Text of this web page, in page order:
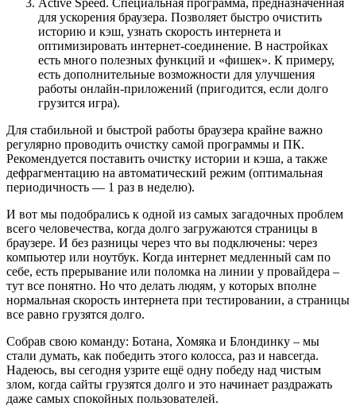
Active Speed. Специальная программа, предназначенная
для ускорения браузера. Позволяет быстро очистить
историю и кэш, узнать скорость интернета и
оптимизировать интернет-соединение. В настройках
есть много полезных функций и «фишек». К примеру,
есть дополнительные возможности для улучшения
работы онлайн-приложений (пригодится, если долго
грузится игра).
Для стабильной и быстрой работы браузера крайне важно
регулярно проводить очистку самой программы и ПК.
Рекомендуется поставить очистку истории и кэша, а также
дефрагментацию на автоматический режим (оптимальная
периодичность — 1 раз в неделю).
И вот мы подобрались к одной из самых загадочных проблем
всего человечества, когда долго загружаются страницы в
браузере. И без разницы через что вы подключены: через
компьютер или ноутбук. Когда интернет медленный сам по
себе, есть прерывание или поломка на линии у провайдера –
тут все понятно. Но что делать людям, у которых вполне
нормальная скорость интернета при тестировании, а страницы
все равно грузятся долго.
Собрав свою команду: Ботана, Хомяка и Блондинку – мы
стали думать, как победить этого колосса, раз и навсегда.
Надеюсь, вы сегодня узрите ещё одну победу над чистым
злом, когда сайты грузятся долго и это начинает раздражать
даже самых спокойных пользователей.